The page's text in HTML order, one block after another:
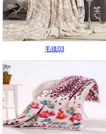
毛毯03